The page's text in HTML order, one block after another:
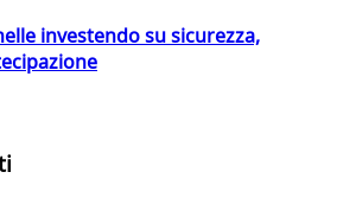
investendo su sicurezza,